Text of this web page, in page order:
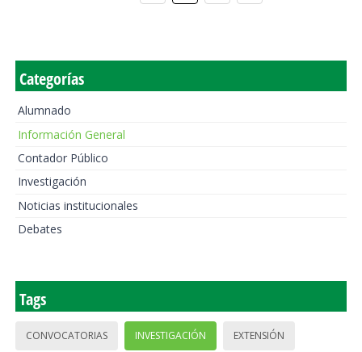
Categorías
Alumnado
Información General
Contador Público
Investigación
Noticias institucionales
Debates
Tags
CONVOCATORIAS INVESTIGACIÓN EXTENSIÓN